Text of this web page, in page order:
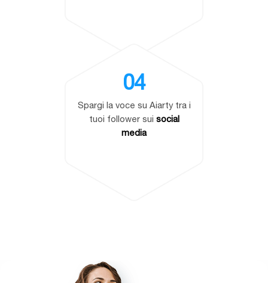
04
Spargi la voce su Aiarty tra i
tuoi follower sui social
media